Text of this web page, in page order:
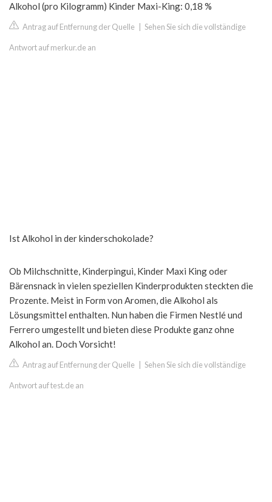
Alkohol (pro Kilogramm) Kinder Maxi-King: 0,18 %
Antrag auf Entfernung der Quelle Sehen Sie sich die vollständige
Antwort auf merkur.de an
Ist Alkohol in der kinderschokolade?
Ob Milchschnitte, Kinderpingui, Kinder Maxi King oder
Bärensnack in vielen speziellen Kinderprodukten steckten die
Prozente. Meist in Form von Aromen, die Alkohol als
Lösungsmittel enthalten. Nun haben die Firmen Nestlé und
Ferrero umgestellt und bieten diese Produkte ganz ohne
Alkohol an. Doch Vorsicht!
Antrag auf Entfernung der Quelle Sehen Sie sich die vollständige
Antwort auf test.de an